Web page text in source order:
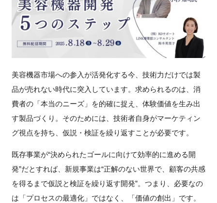
新規登録
インタビュー・コラム
ニュース・掲示板
LINK-Jを知る
特別会員
美容機器市場への参入が活発化する今、技術力だけでは製
品が売れない時代に突入しています。求められるのは、消
費者の「本当のニーズ」を的確に捉え、体験価値を生み出
す製品づくり。そのためには、技術者自身がマーケティン
グ視点を持ち、仮説・検証を繰り返すことが必要です。
既存事業が“決められたゴールに向けて効率的に進める開
発”だとすれば、新規事業は“正解のない世界で、顧客の共感
を得るまで仮説と検証を繰り返す開発”。つまり、必要なの
は「プロセスの最適化」ではなく、「価値の創出」です。